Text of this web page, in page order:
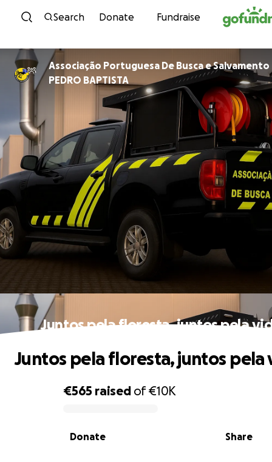
Skip to content
Search Donate Fundraise
Associação Portuguesa De Busca e Salvamento
PEDRO BAPTISTA
Juntos pela floresta, juntos pela
0% complete
€565 raised of€10K
Share
Donate
Juntos pela floresta, juntos pela